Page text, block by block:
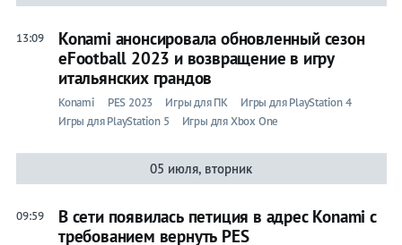
13:09
Konami анонсировала обновленный сезон
eFootball 2023 и возвращение в игру
итальянских грандов
Konami PES 2023 Игры для ПК
Игры для PlayStation 4
Игры для PlayStation 5
Игры для Xbox One
05 июля, вторник
09:59
В сети появилась петиция в адрес Konami с
требованием вернуть PES